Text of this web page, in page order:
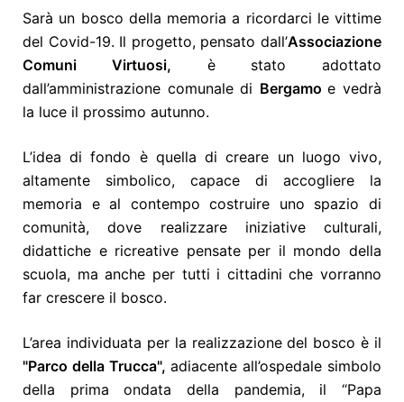
Sarà un bosco della memoria a ricordarci le vittime
del Covid-19. Il progetto, pensato dall’Associazione
Comuni Virtuosi, è stato adottato
dall’amministrazione comunale di Bergamoe vedrà
la luce il prossimo autunno.
L’idea di fondo è quella di creare un luogo vivo,
altamente simbolico, capace di accogliere la
memoria e al contempo costruire uno spazio di
comunità, dove realizzare iniziative culturali,
didattiche e ricreative pensate per il mondo della
scuola, ma anche per tutti i cittadini che vorranno
far crescere il bosco.
L’area individuata per la realizzazione del bosco è il
"Parco della Trucca", adiacente all’ospedale simbolo
della prima ondata della pandemia, il “Papa